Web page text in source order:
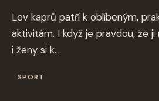
Lov kaprů patří k oblíbeným,
aktivitám. I když je pravdou, že ji
i ženy si k...
SPORT